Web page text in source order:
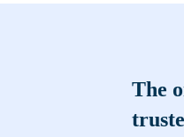
The